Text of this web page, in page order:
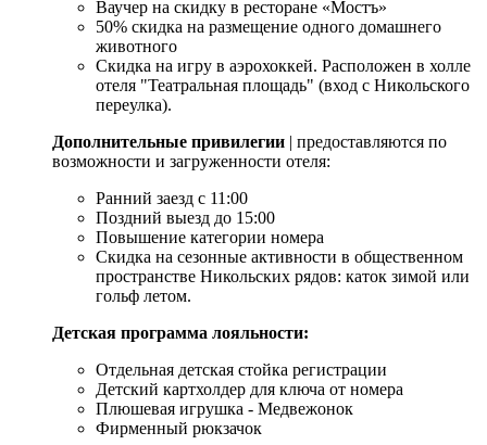
Ваучер на скидку в ресторане «Мостъ»
50% скидка на размещение одного домашнего
животного
Скидка на игру в аэрохоккей. Расположен в холле
отеля "Театральная площадь" (вход с Никольского
переулка).
Дополнительные привилегии | предоставляются по
возможности и загруженности отеля:
Ранний заезд с 11:00
Поздний выезд до 15:00
Повышение категории номера
Скидка на сезонные активности в общественном
пространстве Никольских рядов: каток зимой или
гольф летом.
Детская программа лояльности:
Отдельная детская стойка регистрации
Детский картхолдер для ключа от номера
Плюшевая игрушка - Медвежонок
Фирменный рюкзачок